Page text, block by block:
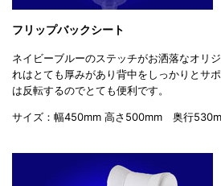
フリップバックシート
ネイビーブルーのステッチがお洒落なオリ
れはとても厚みがあり背中をしっかりとサ
は反転するのでとても便利です。
サイズ：幅450mm 高さ500mm 奥行